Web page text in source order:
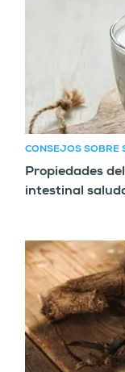
CONSEJOS SOBRE
Propiedades
intestinal